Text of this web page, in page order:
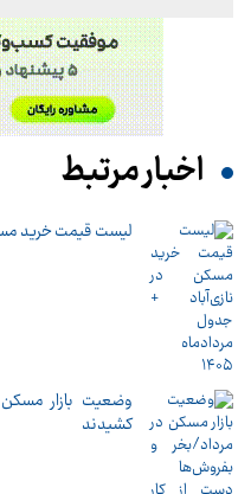
اخبار مرتبط
لیست قیمت خرید مسکن
وضعیت بازار
کشیدند